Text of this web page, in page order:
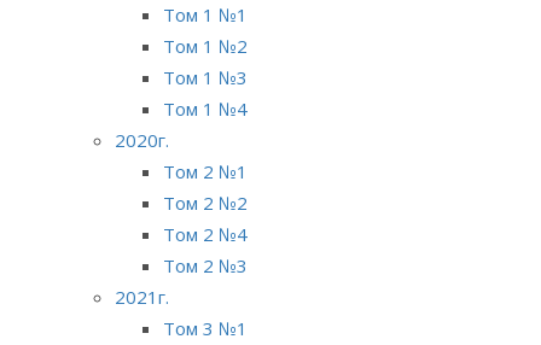
Том 1 №1
Том 1 №2
Том 1 №3
Том 1 №4
2020г.
Том 2 №1
Том 2 №2
Том 2 №4
Том 2 №3
2021г.
Том 3 №1